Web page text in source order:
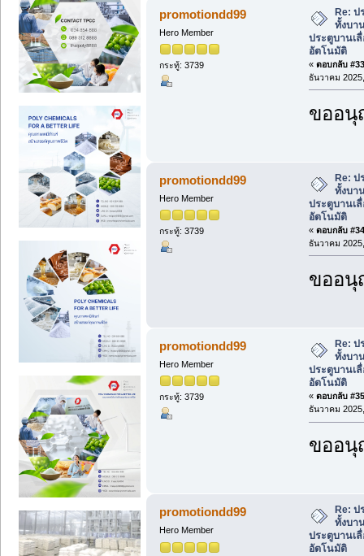
promotiondd99
Hero Member
กระทู้: 3739
Re: ป
ทั้งบา
ประตูบานเ
อัตโนมัติ
« ตอบกลับ
ธันวาคม
ขออ
promotiondd99
Hero Member
กระทู้: 3739
Re: ป
ทั้งบา
ประตูบานเ
อัตโนมัติ
« ตอบกลับ
ธันวาคม
ขออ
promotiondd99
Hero Member
กระทู้: 3739
Re: ป
ทั้งบา
ประตูบานเ
อัตโนมัติ
« ตอบกลับ
ธันวาคม
ขออ
promotiondd99
Hero Member
Re: ป
ทั้งบา
ประตูบานเ
อัตโนมัติ